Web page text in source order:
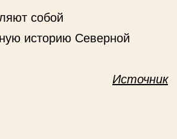
собой
историю Северной
Источник